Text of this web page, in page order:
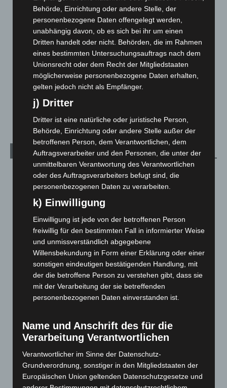
Corona-News
712
Hannover und Region
Langenhagen und Ortsteile
Menschen
Über uns
Veranstaltungen
Archiv
August 2026(12)
Juli 2026(73)
Juni 2026(139)
Mai 2026(99)
April 2026(99)
März 2026
(115)
Februar 2026(109)
Januar 2026 (122)
Dezember 2025(103)
Oktober 2025(112)
September 2025(93)
August 2025(90)
Juli 2025(90)
Juni 2025 (103)
Behörde, Einrichtung oder andere Stelle, der
personenbezogene Daten offengelegt werden,
unabhängig davon, ob es sich bei ihr um einen
Dritten handelt oder nicht. Behörden, die im Rahmen
eines bestimmten Untersuchungsauftrags nach dem
Unionsrecht oder dem Recht der Mitgliedstaaten
möglicherweise personenbezogene Daten erhalten,
gelten jedoch nicht als Empfänger.
j) Dritter
Dritter ist eine natürliche oder juristische Person,
Behörde, Einrichtung oder andere Stelle außer der
betroffenen Person, dem Verantwortlichen, dem
Auftragsverarbeiter und den Personen, die unter der
unmittelbaren Verantwortung des Verantwortlichen
oder des Auftragsverarbeiters befugt sind, die
personenbezogenen Daten zu verarbeiten.
k) Einwilligung
Einwilligung ist jede von der betroffenen Person
freiwillig für den bestimmten Fall in informierter Weise
und unmissverständlich abgegebene
Willensbekundung in Form einer Erklärung oder einer
sonstigen eindeutigen bestätigenden Handlung, mit
der die betroffene Person zu verstehen gibt, dass sie
mit der Verarbeitung der sie betreffenden
personenbezogenen Daten einverstanden ist.
Name und Anschrift des für die
Verarbeitung Verantwortlichen
Verantwortlicher im Sinne der Datenschutz-
Grundverordnung, sonstiger in den Mitgliedstaaten der
Europäischen Union geltenden Datenschutzgesetze und